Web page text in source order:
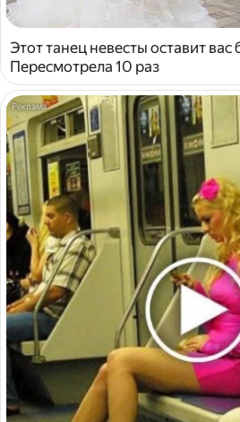
Этот танец невесты оставит вас
Пересмотрела 10 раз